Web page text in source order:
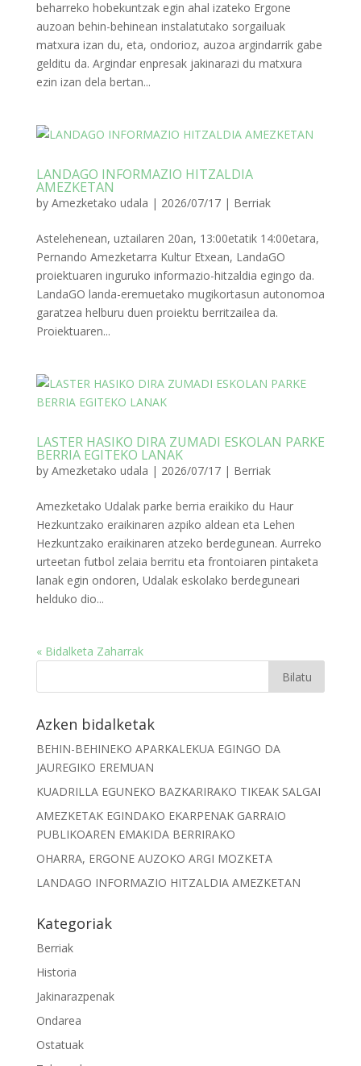
beharreko hobekuntzak egin ahal izateko Ergone
auzoan behin-behinean instalatutako sorgailuak
matxura izan du, eta, ondorioz, auzoa argindarrik gabe
gelditu da. Argindar enpresak jakinarazi du matxura
ezin izan dela bertan...
LANDAGO INFORMAZIO HITZALDIA
AMEZKETAN
by Amezketako udala | 2026/07/17| Berriak
Astelehenean, uztailaren 20an, 13:00etatik 14:00etara,
Pernando Amezketarra Kultur Etxean, LandaGO
proiektuaren inguruko informazio-hitzaldia egingo da.
LandaGO landa-eremuetako mugikortasun autonomoa
garatzea helburu duen proiektu berritzailea da.
Proiektuaren...
LASTER HASIKO DIRA ZUMADI ESKOLAN PARKE
BERRIA EGITEKO LANAK
by Amezketako udala | 2026/07/17| Berriak
Amezketako Udalak parke berria eraikiko du Haur
Hezkuntzako eraikinaren azpiko aldean eta Lehen
Hezkuntzako eraikinaren atzeko berdegunean. Aurreko
urteetan futbol zelaia berritu eta frontoiaren pintaketa
lanak egin ondoren, Udalak eskolako berdeguneari
helduko dio...
« Bidalketa Zaharrak
Azken bidalketak
BEHIN-BEHINEKO APARKALEKUA EGINGO DA
JAUREGIKO EREMUAN
KUADRILLA EGUNEKO BAZKARIRAKO TIKEAK SALGAI
AMEZKETAK EGINDAKO EKARPENAK GARRAIO
PUBLIKOAREN EMAKIDA BERRIRAKO
OHARRA, ERGONE AUZOKO ARGI MOZKETA
LANDAGO INFORMAZIO HITZALDIA AMEZKETAN
Kategoriak
Berriak
Historia
Jakinarazpenak
Ondarea
Ostatuak